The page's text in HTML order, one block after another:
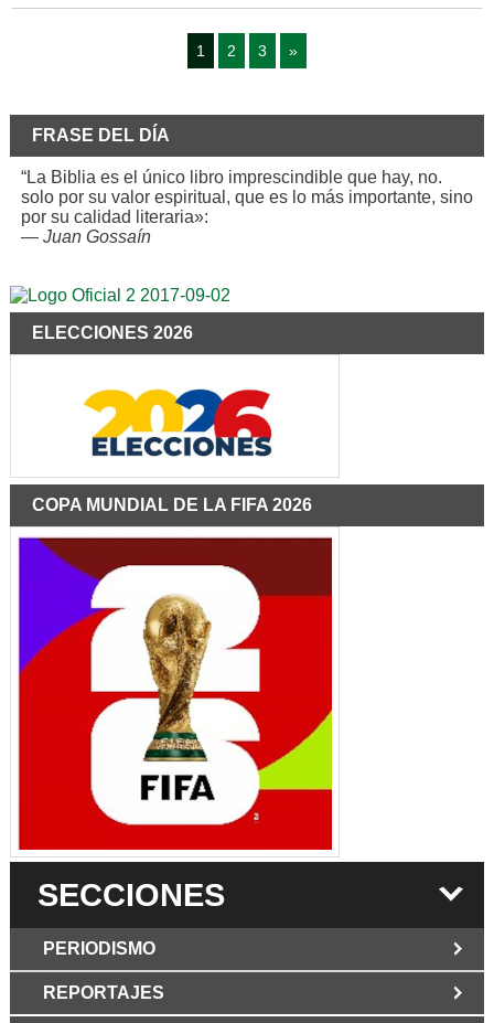
1 2 3 »
FRASE DEL DÍA
“La Biblia es el único libro imprescindible que hay, no.
solo por su valor espiritual, que es lo más importante, sino
por su calidad literaria»:
— Juan Gossaín
ELECCIONES 2026
COPA MUNDIAL DE LA FIFA 2026
SECCIONES
PERIODISMO
REPORTAJES